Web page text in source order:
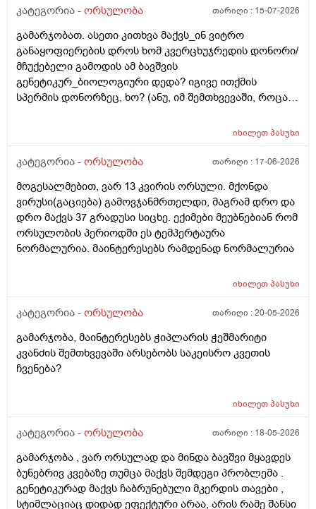
თუ ხელოვნური განაყოფიერების ცენტრებში მომუშავე
რამდენად გავრცელებულია საქართველოში?
კატეგორია - ორსულობა თარიღი : 15-07-2026
გამარჯობათ. ასეთი კითხვა მაქვს_ინ ვიტრო
განაყოფიერების დროს ხომ კვერცხუჯრედის დონორი/
მჩუქებელი გამოდის ამ ბავშვის
გენეტიკურ_ბიოლოგიური დედა? იგივე ითქმის
სპერმის დონორზეც, ხო? (ანუ, იმ შემთხვევაში, როცა
წყვილი) და კიდევ_თუ მედიცინა აბორტს ჩასახული
როცა ლაბორატორიაში, სინჯარაში
მის მშობლებს?
იხილეთპასუხი
კატეგორია - ორსულობა თარიღი : 17-06-2026
მოგესალმებით, ვარ 13 კვირის ორსული. მქონდა
ვირუსი(გაციება) გამოვჯანმრთელდი, მაგრამ დრო და
დრო მაქვს 37 გრადუსი სიცხე. ექიმები მეუბნებიან რომ
ორსულობის პერიოდში ეს ტემპერტაურა
ნორმალურია. მაინტერესებს რამდენად ნორმალურია
იხილეთპასუხი
კატეგორია - ორსულობა თარიღი :20-05-2026
გამარჯობა, მაინტერესებს ჭიპლარის ჭეშმარიტი
კვანძის შემთხვევაში არსებობს საკეისრო კვეთის
ჩვენება?
იხილეთპასუხი
კატეგორია - ორსულობა თარიღი : 18-05-2026
გამარჯობა , ვარ ორსულად და მინდა ბავშვი მყავდეს
ბუნებრივ კვებაზე თუმცა მაქვს შემდეგი პრობლემა .
გენეტიკურად მაქვს ჩაბრუნებული მკერდის თავები ,
სტიმლაციაც დიდად ეფექტური არაა, არის რამე შანსი